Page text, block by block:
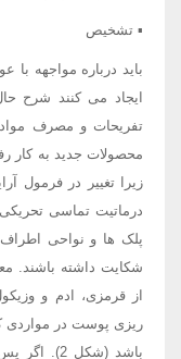
▪ تشخیص
باید درباره مواجهه
ایجاد می کنند شرح
تفریحات و مصرف
محصولات جدید به کار
زیرا تغییر در فرمول
درماتیت تماسی
پلک ها و نواحی
شکایت داشته باشند.
از قرمزی، ادم و
ریزی پوست در مواردی
باشد (شکل